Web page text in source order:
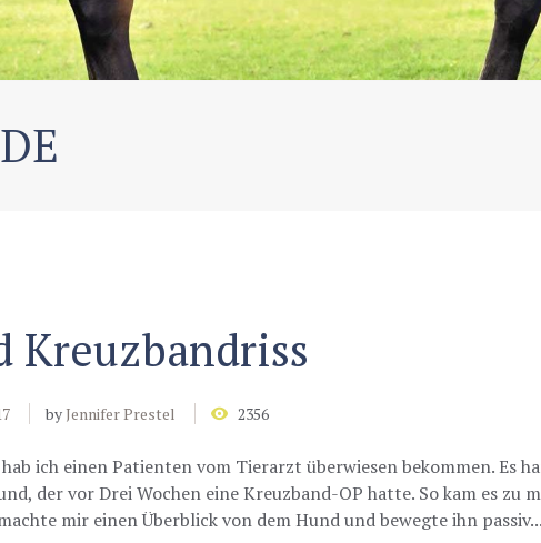
Kreuzbandriss
byJennifer Prestel 2356
ich einen Patienten vom Tierarzt überwiesen bekommen. Es
der vor Drei Wochen eine Kreuzband-OP hatte. So kam es zu
mir einen Überblick von dem Hund und bewegte ihn passiv...